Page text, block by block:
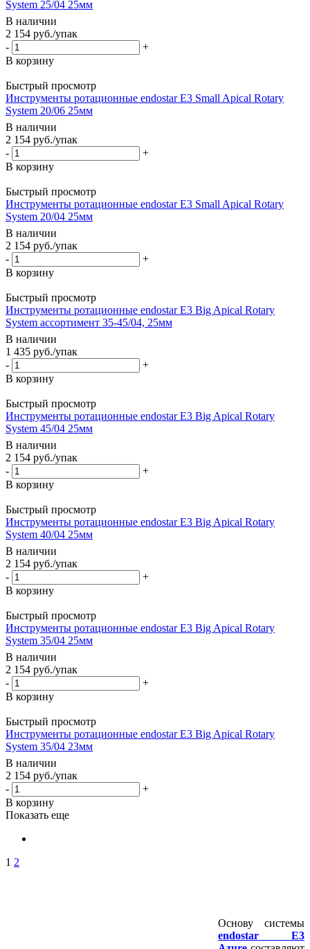
System 25/04 25мм
В наличии
2 154 руб./упак
-
+
В корзину
Быстрый просмотр
Инструменты ротационные endostar E3 Small Apical Rotary
System 20/06 25мм
В наличии
2 154 руб./упак
-
+
В корзину
Быстрый просмотр
Инструменты ротационные endostar E3 Small Apical Rotary
System 20/04 25мм
В наличии
2 154 руб./упак
-
+
В корзину
Быстрый просмотр
Инструменты ротационные endostar E3 Big Apical Rotary
System ассортимент 35-45/04, 25мм
В наличии
1 435 руб./упак
-
+
В корзину
Быстрый просмотр
Инструменты ротационные endostar E3 Big Apical Rotary
System 45/04 25мм
В наличии
2 154 руб./упак
-
+
В корзину
Быстрый просмотр
Инструменты ротационные endostar E3 Big Apical Rotary
System 40/04 25мм
В наличии
2 154 руб./упак
-
+
В корзину
Быстрый просмотр
Инструменты ротационные endostar E3 Big Apical Rotary
System 35/04 25мм
В наличии
2 154 руб./упак
-
+
В корзину
Быстрый просмотр
Инструменты ротационные endostar E3 Big Apical Rotary
System 35/04 23мм
В наличии
2 154 руб./упак
-
+
В корзину
Показать еще
1 2
Основу системы
endostar E3